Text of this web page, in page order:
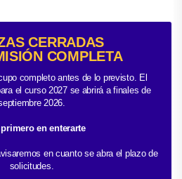
CERRADAS
COMPLETA
completo antes de lo previsto. El
el curso 2027 se abrirá a finales de
2026.
en enterarte
en cuanto se abra el plazo de
solicitudes.